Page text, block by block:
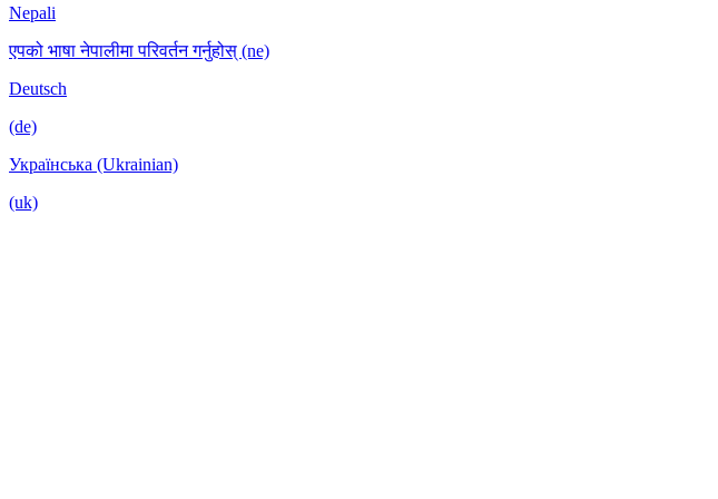
Nepali
एपको भाषा नेपालीमा परिवर्तन गर्नुहोस् (ne)
Deutsch
(de)
Українська (Ukrainian)
(uk)